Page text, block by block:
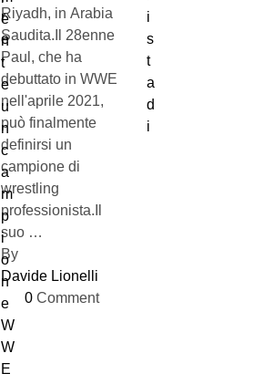
Riyadh, in Arabia
Saudita.Il 28enne
Paul, che ha
debuttato in WWE
nell'aprile 2021,
può finalmente
definirsi un
campione di
wrestling
professionista.Il
suo …
By
Davide Lionelli
0 Comment